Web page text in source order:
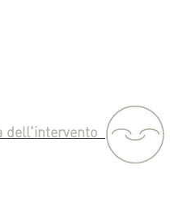
dell'intervento